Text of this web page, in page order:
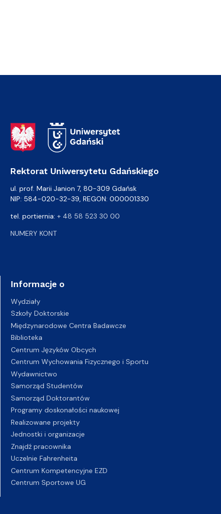
Adres Rektoratu
Rektorat Uniwersytetu Gdańskiego
ul. prof. Marii Janion 7, 80-309 Gdańsk
NIP: 584-020-32-39, REGON: 000001330
tel. portiernia: + 48 58 523 30 00
NUMERY KONT
Informacje o
Wydziały
Szkoły Doktorskie
Międzynarodowe Centra Badawcze
Biblioteka
Centrum Języków Obcych
Centrum Wychowania Fizycznego i Sportu
Wydawnictwo
Samorząd Studentów
Samorząd Doktorantów
Programy doskonałości naukowej
Realizowane projekty
Jednostki i organizacje
Znajdź pracownika
Uczelnie Fahrenheita
Centrum Kompetencyjne EZD
Centrum Sportowe UG